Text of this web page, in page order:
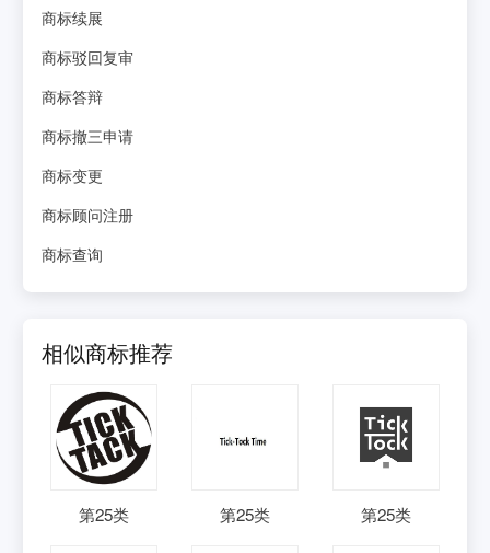
商标续展
商标驳回复审
商标答辩
商标撤三申请
商标变更
商标顾问注册
商标查询
相似商标推荐
第25类 第25类 第25类